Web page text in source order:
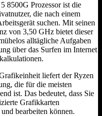
8500G Prozessor ist die
die nach einem
suchen. Mit seinen
von 3,50 GHz bietet dieser
alltägliche Aufgaben
über das Surfen im Internet
liefert der Ryzen
die für die meisten
ist. Das bedeutet, dass Sie
Grafikkarten
bearbeiten können.